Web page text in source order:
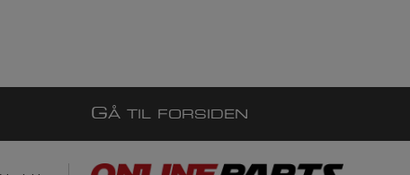
GÅ TIL FORSIDEN